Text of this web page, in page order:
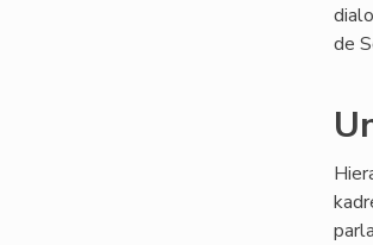
de